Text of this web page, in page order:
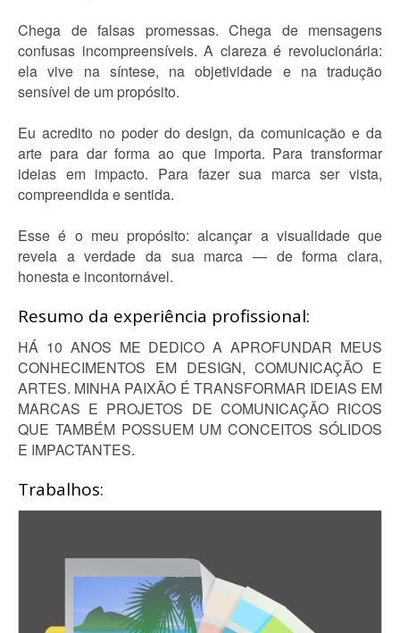
Chega de falsas promessas. Chega de mensagens
confusas incompreensíveis. A clareza é revolucionária:
ela vive na síntese, na objetividade e na tradução
sensível de um propósito.
Eu acredito no poder do design, da comunicação e da
arte para dar forma ao que importa. Para transformar
ideias em impacto. Para fazer sua marca ser vista,
compreendida e sentida.
Esse é o meu propósito: alcançar a visualidade que
revela a verdade da sua marca — de forma clara,
honesta e incontornável.
Resumo da experiência profissional:
HÁ 10 ANOS ME DEDICO A APROFUNDAR MEUS
CONHECIMENTOS EM DESIGN, COMUNICAÇÃO E
ARTES. MINHA PAIXÃO É TRANSFORMAR IDEIAS EM
MARCAS E PROJETOS DE COMUNICAÇÃO RICOS
QUE TAMBÉM POSSUEM UM CONCEITOS SÓLIDOS
E IMPACTANTES.
Trabalhos: